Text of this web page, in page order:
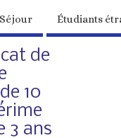
Étudiants
de
10
3 ans